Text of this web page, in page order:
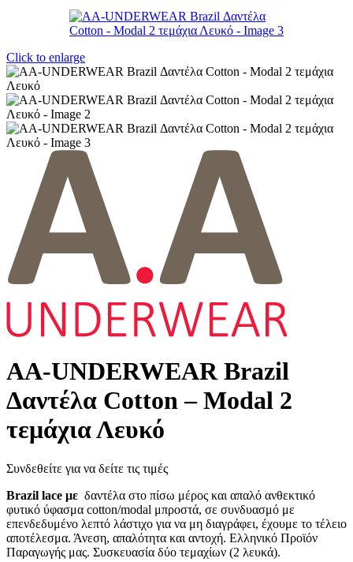
Click to enlarge
AA-UNDERWEAR Brazil
Δαντέλα Cotton – Modal 2
τεμάχια Λευκό
Συνδεθείτε για να δείτε τις τιμές
Brazil lace με δαντέλα στο πίσω μέρος και απαλό ανθεκτικό
φυτικό ύφασμα cotton/modal μπροστά, σε συνδυασμό με
επενδεδυμένο λεπτό λάστιχο για να μη διαγράφει, έχουμε το τέλειο
αποτέλεσμα. Άνεση, απαλότητα και αντοχή. Ελληνικό Προϊόν
Παραγωγής μας. Συσκευασία δύο τεμαχίων (2 λευκά).